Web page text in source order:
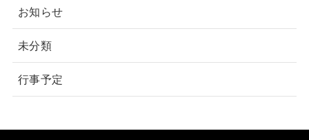
お知らせ
未分類
行事予定